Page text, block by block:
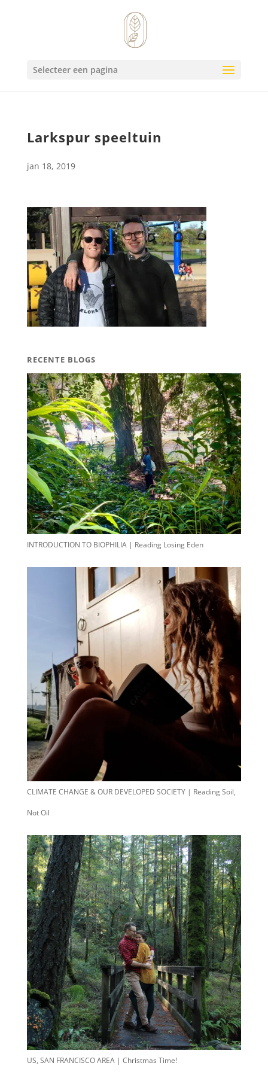
Selecteer een pagina
Larkspur speeltuin
jan 18, 2019
RECENTE BLOGS
INTRODUCTION TO BIOPHILIA | Reading Losing Eden
CLIMATE CHANGE & OUR DEVELOPED SOCIETY | Reading Soil,
Not Oil
US, SAN FRANCISCO AREA | Christmas Time!